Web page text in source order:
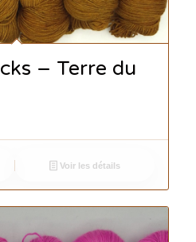
– Terre du
Voir les détails